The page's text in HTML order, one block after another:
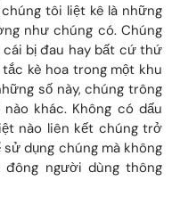
tôi liệt kê là những
như chúng có. Chúng
bị đau hay bất cứ thứ
kè hoa trong một khu
số này, chúng trông
khác. Không có dấu
nào liên kết chúng trở
sử dụng chúng mà không
người dùng thông